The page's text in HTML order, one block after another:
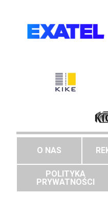
O NAS
POLITYKA
PRYWATNOŚCI